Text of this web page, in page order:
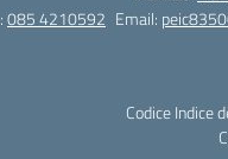
085 4210592 Email:
Codice Indice